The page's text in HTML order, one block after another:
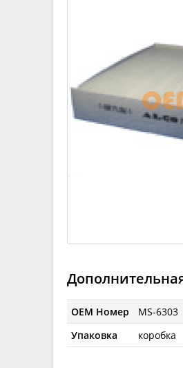
OEM Номер
MS-6303
Упаковка
коробка